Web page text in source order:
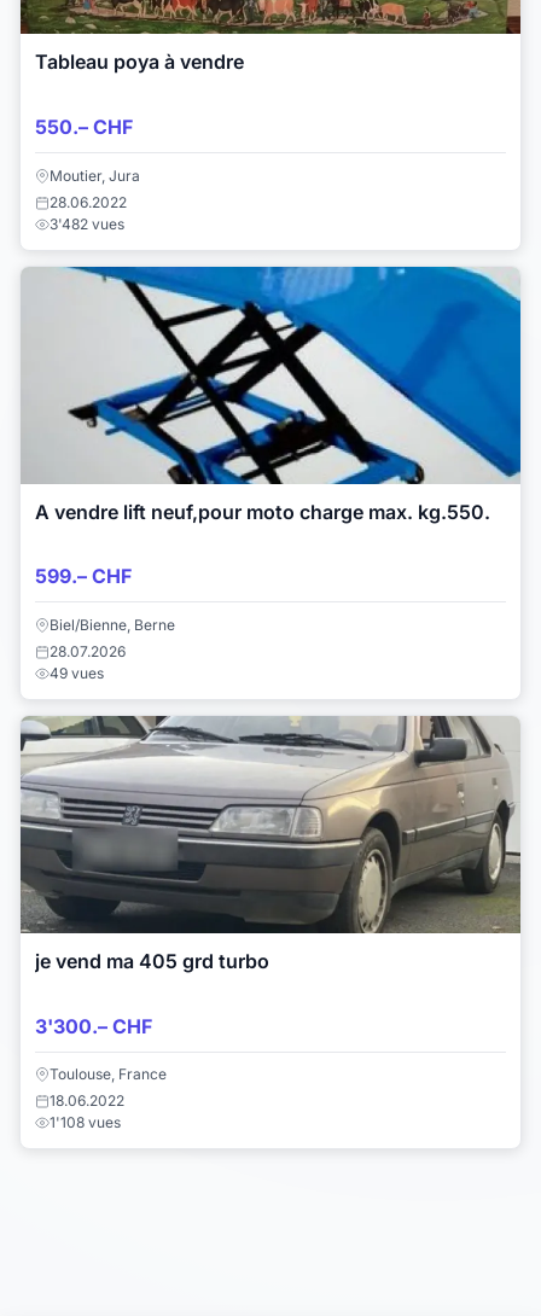
Tableau poya à vendre
550.– CHF
Moutier, Jura
28.06.2022
3'482 vues
A vendre lift neuf,pour moto charge max. kg.550.
599.– CHF
Biel/Bienne, Berne
28.07.2026
49 vues
je vend ma 405 grd turbo
3'300.– CHF
Toulouse, France
18.06.2022
1'108 vues